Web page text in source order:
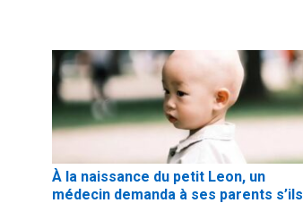
À la naissance du petit Leon, un
médecin demanda à ses parents s’ils